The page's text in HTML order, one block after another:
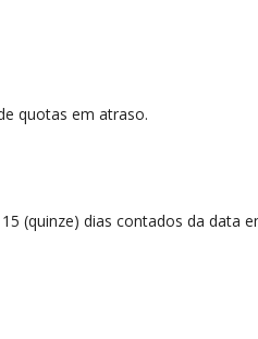
quotas em atraso.
(quinze) dias contados da data